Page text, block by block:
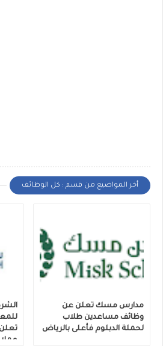
أخر المواضيع من قسم : كل الوظائف
مدارس مسك تعلن عن
وظائف مساعدين طلاب
لحملة الدبلوم فأعلى بالرياض